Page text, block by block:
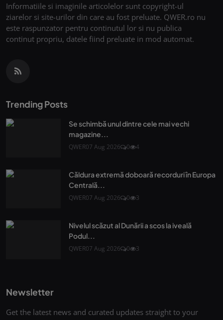
Informatiile si imaginile articolelor sunt copyright-ul
ziarelor si site-urilor din care au fost preluate. QWER.ro nu
este raspunzator pentru continutul lor si nu publica
continut propriu, datele fiind preluate in mod automat.
Trending Posts
Se schimbă unul dintre cele mai vechi
magazine...
QWER07 Aug 2026 0 4
Căldura extremă doboară recorduri în Europa
Centrală...
QWER07 Aug 2026 0 3
Nivelul scăzut al Dunării a scos la iveală
Podul...
QWER07 Aug 2026 0 3
Newsletter
Get the latest news and curated updates straight to your